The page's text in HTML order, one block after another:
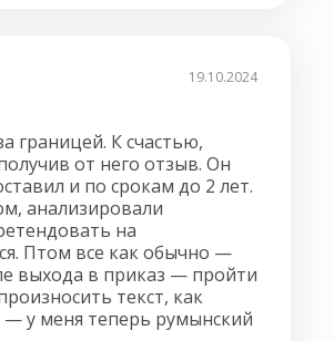
19.10.2024
границей. К счастью,
от него отзыв. Он
и по срокам до 2 лет.
анализировали
на
Птом все как обычно —
выхода в приказ — пройти
текст, как
у меня теперь румынский